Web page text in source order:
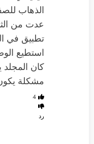
الذهاب
عدت من
تطبيق في
استطيع
كان
مشكلة
4
رد